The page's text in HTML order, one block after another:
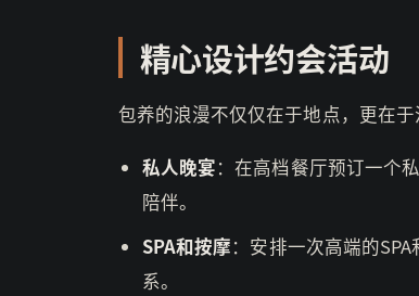
精心设计约会活动
包养的浪漫不仅仅在于地点，更在于
私人晚宴：在高档餐厅预订一个
陪伴。
SPA和按摩：安排一次高端的
系。